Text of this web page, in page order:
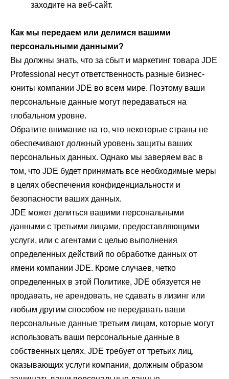
заходите на веб-сайт.
Как мы передаем или делимся вашими
персональными данными?
Вы должны знать, что за сбыт и маркетинг товара JDE
Professional несут ответственность разные бизнес-
юниты компании JDE во всем мире. Поэтому ваши
персональные данные могут передаваться на
глобальном уровне.
Обратите внимание на то, что некоторые страны не
обеспечивают должный уровень защиты ваших
персональных данных. Однако мы заверяем вас в
том, что JDE будет принимать все необходимые меры
в целях обеспечения конфиденциальности и
безопасности ваших данных.
JDE может делиться вашими персональными
данными с третьими лицами, предоставляющими
услуги, или с агентами с целью выполнения
определенных действий по обработке данных от
имени компании JDE. Кроме случаев, четко
определенных в этой Политике, JDE обязуется не
продавать, не арендовать, не сдавать в лизинг или
любым другим способом не передавать ваши
персональные данные третьим лицам, которые могут
использовать ваши персональные данные в
собственных целях. JDE требует от третьих лиц,
оказывающих услуги компании, должным образом